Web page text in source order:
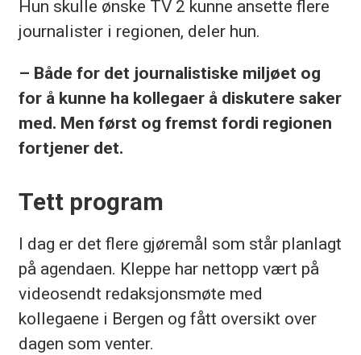
Hun skulle ønske TV 2 kunne ansette flere
journalister i regionen, deler hun.
– Både for det journalistiske miljøet og
for å kunne ha kollegaer å diskutere saker
med. Men først og fremst fordi regionen
fortjener det.
Tett program
I dag er det flere gjøremål som står planlagt
på agendaen. Kleppe har nettopp vært på
videosendt redaksjonsmøte med
kollegaene i Bergen og fått oversikt over
dagen som venter.